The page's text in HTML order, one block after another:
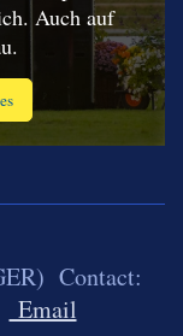
Auch auf
Contact:
Email